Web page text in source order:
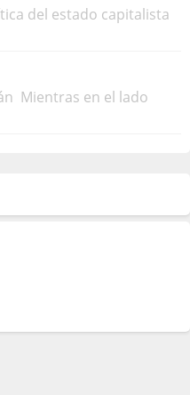
del estado capitalista
Mientras en el lado